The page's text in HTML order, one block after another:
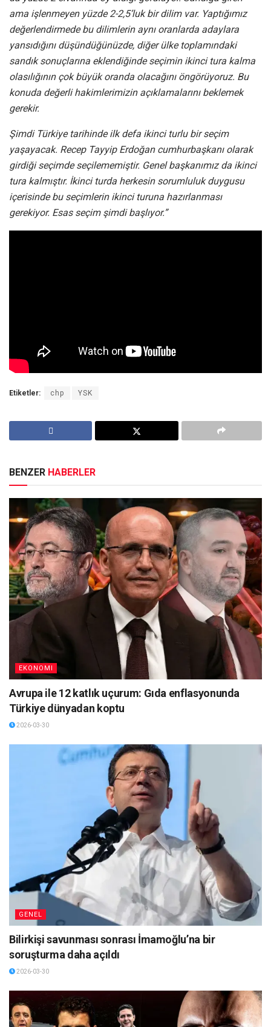
ama işlenmeyen yüzde 2-2,5’luk bir dilim var. Yaptığımız
değerlendirmede bu dilimlerin aynı oranlarda adaylara
yansıdığını düşündüğünüzde, diğer ülke toplamındaki
sandık sonuçlarına eklendiğinde seçimin ikinci tura kalma
olasılığının çok büyük oranda olacağını öngörüyoruz. Bu
konuda değerli hakimlerimizin açıklamalarını beklemek
gerekir.
Şimdi Türkiye tarihinde ilk defa ikinci turlu bir seçim
yaşayacak. Recep Tayyip Erdoğan cumhurbaşkanı olarak
girdiği seçimde seçilememiştir. Genel başkanımız da ikinci
tura kalmıştır. İkinci turda herkesin sorumluluk duygusu
içerisinde bu seçimlerin ikinci turuna hazırlanması
gerekiyor. Esas seçim şimdi başlıyor.”
Etiketler: chp YSK
BENZER HABERLER
EKONOMI
Avrupa ile 12 katlık uçurum: Gıda enflasyonunda
Türkiye dünyadan koptu
2026-03-30
GENEL
Bilirkişi savunması sonrası İmamoğlu’na bir
soruşturma daha açıldı
2026-03-30